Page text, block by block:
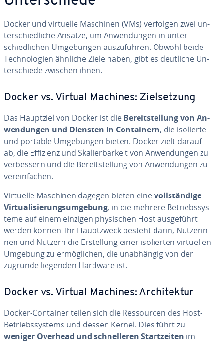
Docker und virtuelle Maschinen (VMs) verfolgen zwei un­
ter­schied­li­che Ansätze, um An­wen­dun­gen in un­ter­
schied­li­chen Um­ge­bun­gen aus­zu­füh­ren. Obwohl beide
Tech­no­lo­gien ähnliche Ziele haben, gibt es deutliche Un­
ter­schie­de zwischen ihnen.
Docker vs. Virtual Machines: Ziel­set­zung
Das Hauptziel von Docker ist die Be­reit­stel­lung von An­
wen­dun­gen und Diensten in Con­tai­nern, die isolierte
und portable Um­ge­bun­gen bieten. Docker zielt darauf
ab, die Effizienz und Ska­lier­bar­keit von An­wen­dun­gen zu
ver­bes­sern und die Be­reit­stel­lung von An­wen­dun­gen zu
ver­ein­fa­chen.
Virtuelle Maschinen dagegen bieten einevoll­stän­di­ge
Vir­tua­li­sie­rungs­um­ge­bung, in die mehrere Be­triebs­sys­
te­me auf einem einzigen phy­si­schen Host aus­ge­führt
werden können. Ihr Haupt­zweck besteht darin, Nut­ze­rin­
nen und Nutzern die Er­stel­lung einer iso­lier­ten vir­tu­el­len
Umgebung zu er­mög­li­chen, die un­ab­hän­gig von der
zugrunde liegenden Hardware ist.
Docker vs. Virtual Machines: Ar­chi­tek­tur
Docker-Container teilen sich die Res­sour­cen des Host-
Be­triebs­sys­tems und dessen Kernel. Dies führt zu
weniger Overhead und schnel­le­ren Start­zei­ten im